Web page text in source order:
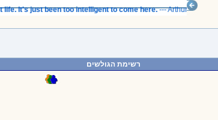
It's just been too intelligent to come here.--- Arthur C. Clarke
רשימת הגולשים